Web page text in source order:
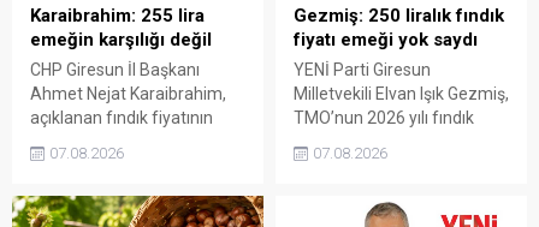
Karaibrahim: 255 lira
emeğin karşılığı değil
CHP Giresun İl Başkanı
Ahmet Nejat Karaibrahim,
açıklanan fındık fiyatının
artan üretim maliyetleri
karşısında yetersiz kaldığını
emeğinin korunmasını
07.08.2026
Gezmiş: 250 liralık fındık
fiyatı emeği yok saydı
YENİ Parti Giresun
Milletvekili Elvan Işık Gezmiş,
TMO’nun 2026 yılı fındık
fiyatına sert tepki gösterdi.
Açıklanan rakamın üreticinin
karşılamadığını belirten
07.08.2026